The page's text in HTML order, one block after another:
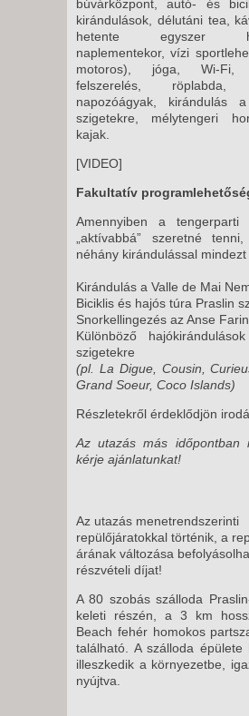
búvárközpont, autó- és
kirándulások, délutáni tea,
hetente egyszer
naplementekor, vízi
motoros), jóga, Wi-Fi,
felszerelés, röplabda,
napozóágyak, kirándulás
szigetekre, mélytengeri
kajak.
[VIDEO]
Fakultatív
Amennyiben a tengerparti
„aktívabbá” szeretné
néhány kirándulással
Kirándulás a Valle de Mai
Biciklis és hajós túra Praslin
Snorkellingezés az Anse
Különböző
szigetekre
(pl. La Digue, Cousin,
Grand Soeur, Coco Islands)
Részletekről érdeklődjön
Az utazás más időpontban
kérje ajánlatunkat!
Az utazás menetrendszerinti
repülőjáratokkal történik, a
árának változása
részvételi díjat!
A 80 szobás szálloda
keleti részén, a 3 km
Beach fehér homokos
található. A szálloda épülete
illeszkedik a környezetbe,
nyújtva.